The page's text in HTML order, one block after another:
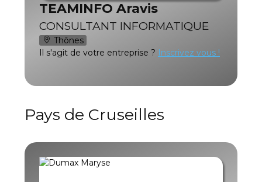
TEAMINFO Aravis
CONSULTANT INFORMATIQUE
Thônes
Il s'agit de votre entreprise ? Inscrivez vous !
Pays de Cruseilles